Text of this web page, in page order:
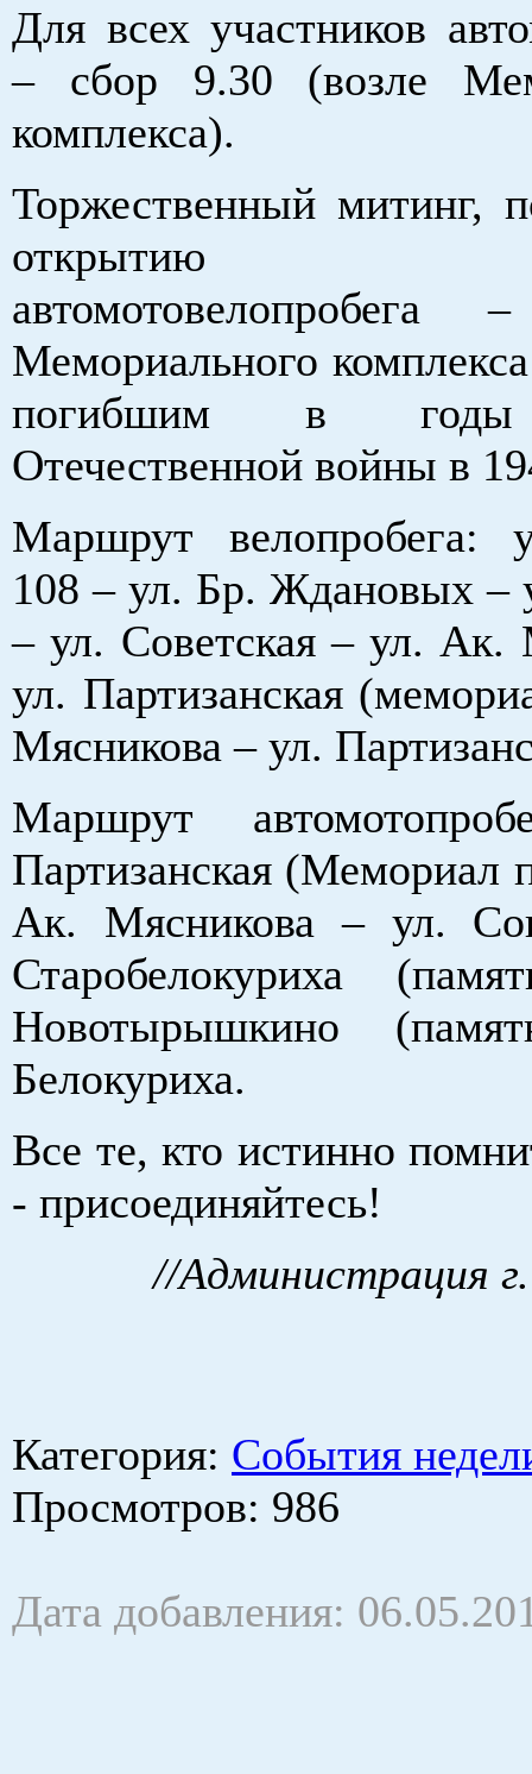
Для всех участников
– сбор 9.30 (возле
комплекса).
Торжественный митинг,
открытию
Мемориального
погибшим в годы
Отечественной войны в
Маршрут велопробега:
108 – ул. Бр. Ждановых –
– ул. Советская – ул. Ак.
ул. Партизанская
Мясникова – ул.
Маршрут
Партизанская (Мемориал
Ак. Мясникова – ул.
Старобелокуриха
Новотырышкино
Белокуриха.
Все те, кто истинно
- присоединяйтесь!
//Администрация
Категория: События
Просмотров: 986
Дата добавления: